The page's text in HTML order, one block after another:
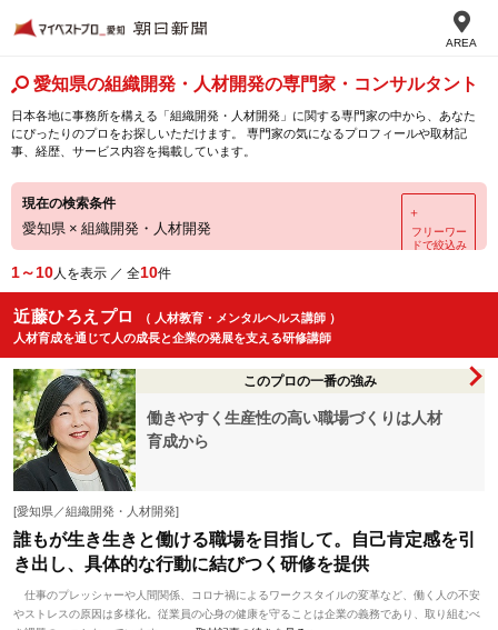
AREA
愛知県の組織開発・人材開発の専門家・コンサルタント
日本各地に事務所を構える「組織開発・人材開発」に関する専門家の中から、あなた
にぴったりのプロをお探しいただけます。 専門家の気になるプロフィールや取材記
事、経歴、サービス内容を掲載しています。
現在の検索条件
愛知県 × 組織開発・人材開発
＋
フリーワー
ドで絞込み
1～10人を表示 ／ 全10件
近藤ひろえプロ
（ 人材教育・メンタルヘルス講師 ）
人材育成を通じて人の成長と企業の発展を支える研修講師
このプロの一番の強み
働きやすく生産性の高い職場づくりは人材
育成から
[愛知県／組織開発・人材開発]
誰もが生き生きと働ける職場を目指して。自己肯定感を引
き出し、具体的な行動に結びつく研修を提供
仕事のプレッシャーや人間関係、コロナ禍によるワークスタイルの変革など、働く人の不安
やストレスの原因は多様化。従業員の心身の健康を守ることは企業の義務であり、取り組むべ